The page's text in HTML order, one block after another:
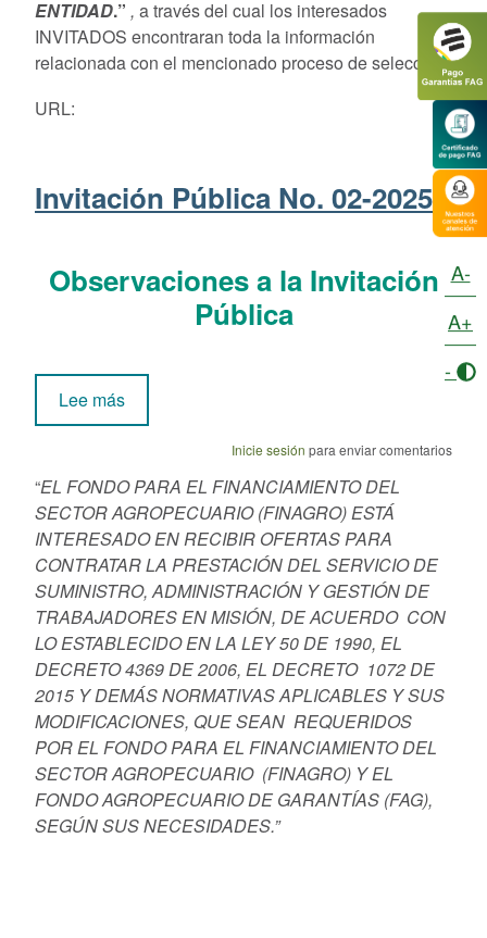
ENTIDAD.” , a través del cual los interesados
INVITADOS encontraran toda la información
relacionada con el mencionado proceso de selección:
URL:
Invitación Pública No. 02-2025
Observaciones a la Invitación
Pública
Lee mássobre Invitación Pública No. 02-2025
Inicie sesión para enviar comentarios
“EL FONDO PARA EL FINANCIAMIENTO DEL
SECTOR AGROPECUARIO (FINAGRO) ESTÁ
INTERESADO EN RECIBIR OFERTAS PARA
CONTRATAR LA PRESTACIÓN DEL SERVICIO DE
SUMINISTRO, ADMINISTRACIÓN Y GESTIÓN DE
TRABAJADORES EN MISIÓN, DE ACUERDO CON
LO ESTABLECIDO EN LA LEY 50 DE 1990, EL
DECRETO 4369 DE 2006, EL DECRETO 1072 DE
2015 Y DEMÁS NORMATIVAS APLICABLES Y SUS
MODIFICACIONES, QUE SEAN REQUERIDOS
POR EL FONDO PARA EL FINANCIAMIENTO DEL
SECTOR AGROPECUARIO (FINAGRO) Y EL
FONDO AGROPECUARIO DE GARANTÍAS (FAG),
SEGÚN SUS NECESIDADES.”
A-
A+
-